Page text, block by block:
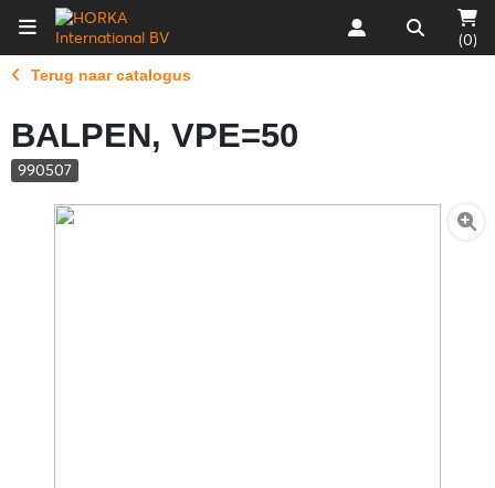
(0)
Terug naar catalogus
BALPEN, VPE=50
990507